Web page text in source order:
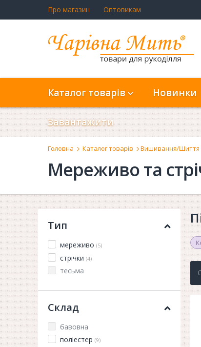
Про магазин Оптовикам
Каталог товарів Новинки
Завантажити
Головна Каталог товарів Вишивання/Шиття
Мереживо та
Тип
мереживо (5)
стрічки (4)
тесьма
Склад
бавовна
поліестер (9)